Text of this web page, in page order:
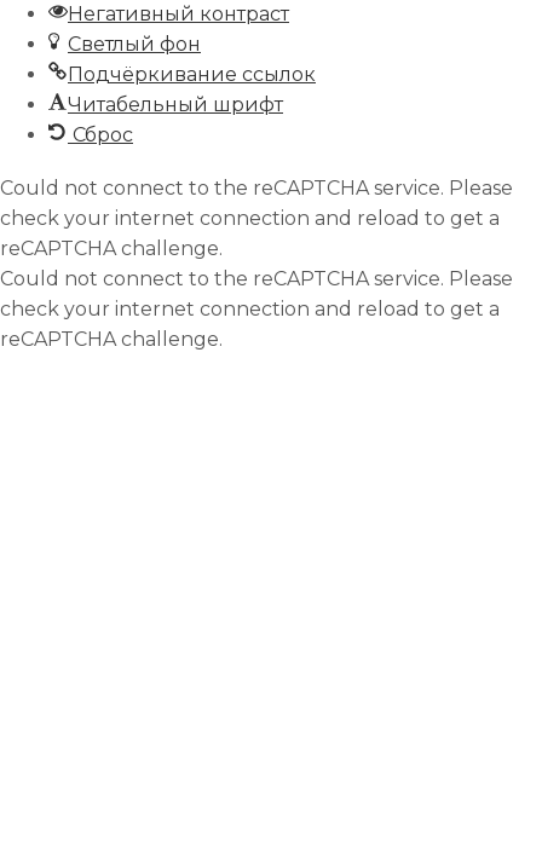
Негативный контраст
Светлый фон
Подчёркивание ссылок
Читабельный шрифт
Сброс
Could not connect to the reCAPTCHA service. Please
check your internet connection and reload to get a
reCAPTCHA challenge.
Could not connect to the reCAPTCHA service. Please
check your internet connection and reload to get a
reCAPTCHA challenge.